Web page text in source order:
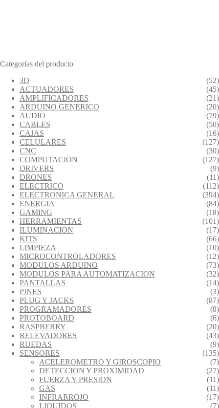
Categorías del producto
3D
(52)
ACTUADORES
(45)
AMPLIFICADORES
(21)
ARDUINO GENERICO
(20)
AUDIO
(79)
CABLES
(50)
CAJAS
(16)
CELULARES
(127)
CNC
(30)
COMPUTACION
(127)
DRIVERS
(9)
DRONES
(11)
ELECTRICO
(112)
ELECTRONICA GENERAL
(394)
ENERGIA
(84)
GAMING
(18)
HERRAMIENTAS
(101)
ILUMINACION
(17)
KITS
(66)
LIMPIEZA
(10)
MICROCONTROLADORES
(12)
MODULOS ARDUINO
(73)
MODULOS PARA AUTOMATIZACION
(32)
PANTALLAS
(14)
PINES
(3)
PLUG Y JACKS
(87)
PROGRAMADORES
(8)
PROTOBOARD
(6)
RASPBERRY
(20)
RELEVADORES
(43)
RUEDAS
(9)
SENSORES
(135)
ACELEROMETRO Y GIROSCOPIO
(7)
DETECCION Y PROXIMIDAD
(27)
FUERZA Y PRESION
(11)
GAS
(11)
INFRARROJO
(17)
LIQUIDOS
(7)